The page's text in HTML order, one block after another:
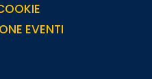
EVENTI